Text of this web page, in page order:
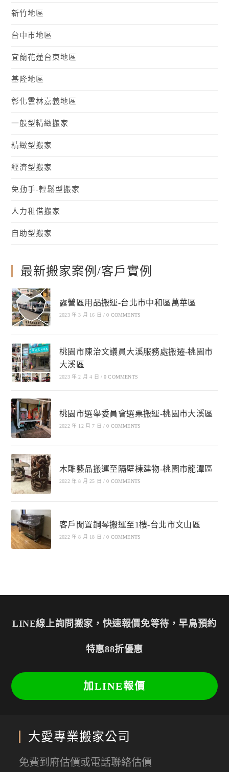
新竹地區
台中市地區
宜蘭花蓮台東地區
基隆地區
彰化雲林嘉義地區
一般型精緻搬家
精緻型搬家
經濟型搬家
免動手-輕鬆型搬家
人力租借搬家
自助型搬家
最新搬家案例/客戶實例
露營區用品搬運-台北市中和區萬華區
2023 年 3 月 16 日 / 0 COMMENTS
桃園市陳治文議員大溪服務處搬遷-桃園市
大溪區
2023 年 2 月 4 日 / 0 COMMENTS
桃園市選舉委員會選票搬運-桃園市大溪區
2022 年 12 月 7 日 / 0 COMMENTS
木雕藝品搬運至隔壁棟建物-桃園市龍潭區
2022 年 8 月 25 日 / 0 COMMENTS
客戶閒置鋼琴搬運至1樓-台北市文山區
2022 年 8 月 18 日 / 0 COMMENTS
LINE線上詢問搬家，快速報價免等待，早鳥預約
特惠88折優惠
加LINE報價
大愛專業搬家公司
免費到府估價或電話聯絡估價